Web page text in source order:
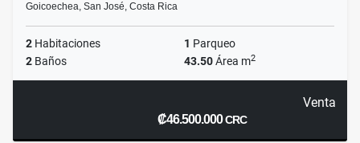
Goicoechea, San José, Costa Rica
2 Habitaciones 1 Parqueo
2 Baños 43.50Área m2
Venta
₡46.500.000CRC